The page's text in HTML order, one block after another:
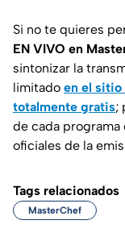
Si no te quieres
EN VIVO en
sintonizar la
limitado en el sitio
totalmente gratis;
de cada programa
oficiales de la
Tags relacionados
MasterChef